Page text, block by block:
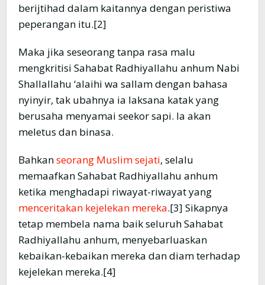
berijtihad dalam kaitannya dengan peristiwa
peperangan itu.[2]
Maka jika seseorang tanpa rasa malu
mengkritisi Sahabat Radhiyallahu anhum Nabi
Shallallahu ‘alaihi wa sallam dengan bahasa
nyinyir, tak ubahnya ia laksana katak yang
berusaha menyamai seekor sapi. Ia akan
meletus dan binasa.
Bahkanseorang Muslim sejati, selalu
memaafkan Sahabat Radhiyallahu anhum
ketika menghadapi riwayat-riwayat yang
menceritakan kejelekan mereka.[3] Sikapnya
tetap membela nama baik seluruh Sahabat
Radhiyallahu anhum, menyebarluaskan
kebaikan-kebaikan mereka dan diam terhadap
kejelekan mereka.[4]